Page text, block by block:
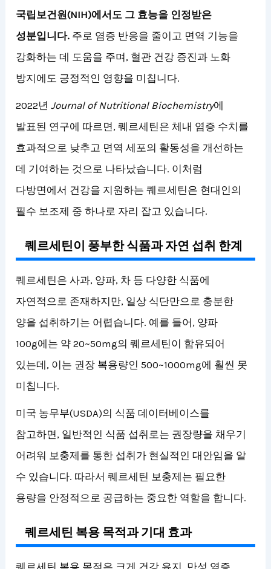
국립보건원(NIH)에서도 그 효능을 인정받은
성분입니다. 주로 염증 반응을 줄이고 면역 기능을
강화하는 데 도움을 주며, 혈관 건강 증진과 노화
방지에도 긍정적인 영향을 미칩니다.
2022년Journal of Nutritional Biochemistry에
발표된 연구에 따르면, 퀘르세틴은 체내 염증 수치를
효과적으로 낮추고 면역 세포의 활동성을 개선하는
데 기여하는 것으로 나타났습니다. 이처럼
다방면에서 건강을 지원하는 퀘르세틴은 현대인의
필수 보조제 중 하나로 자리 잡고 있습니다.
퀘르세틴이 풍부한 식품과 자연 섭취 한계
퀘르세틴은 사과, 양파, 차 등 다양한 식품에
자연적으로 존재하지만, 일상 식단만으로 충분한
양을 섭취하기는 어렵습니다. 예를 들어, 양파
100g에는 약 20~50mg의 퀘르세틴이 함유되어
있는데, 이는 권장 복용량인 500~1000mg에 훨씬 못
미칩니다.
미국 농무부(USDA)의 식품 데이터베이스를
참고하면, 일반적인 식품 섭취로는 권장량을 채우기
어려워 보충제를 통한 섭취가 현실적인 대안임을 알
수 있습니다. 따라서 퀘르세틴 보충제는 필요한
용량을 안정적으로 공급하는 중요한 역할을 합니다.
퀘르세틴 복용 목적과 기대 효과
퀘르세틴 복용 목적은 크게 건강 유지, 만성 염증